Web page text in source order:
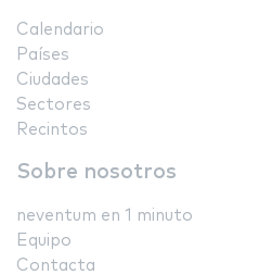
Calendario
Países
Ciudades
Sectores
Recintos
Sobre nosotros
neventum en 1 minuto
Equipo
Contacta